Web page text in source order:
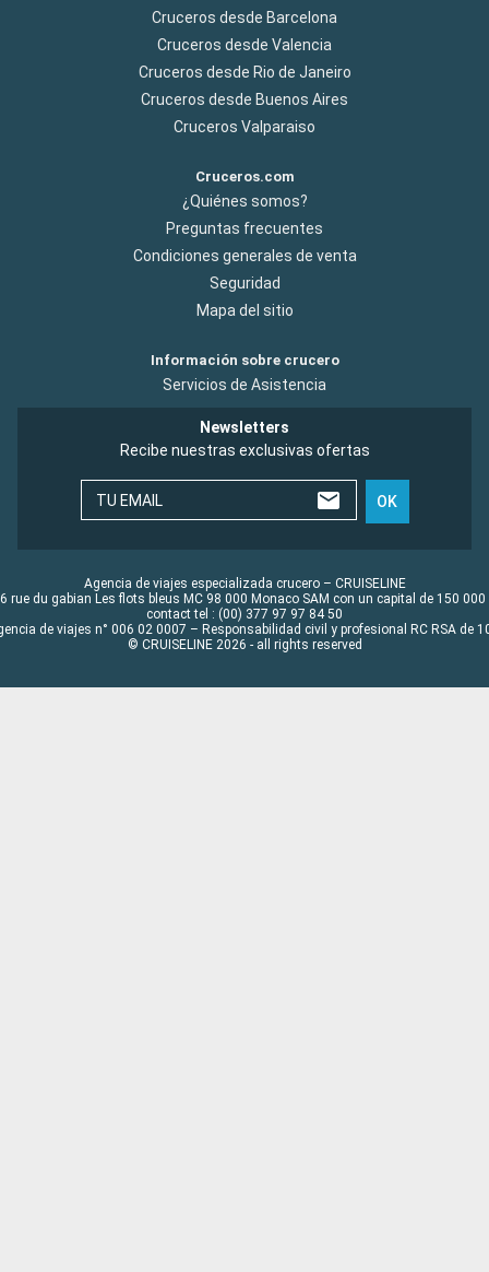
Cruceros desde Barcelona
Cruceros desde Valencia
Cruceros desde Rio de Janeiro
Cruceros desde Buenos Aires
Cruceros Valparaiso
Cruceros.com
¿Quiénes somos?
Preguntas frecuentes
Condiciones generales de venta
Seguridad
Mapa del sitio
Información sobre crucero
Servicios de Asistencia
Newsletters
Recibe nuestras exclusivas ofertas
TU EMAIL OK
Agencia de viajes especializada crucero – CRUISELINE
rue du gabian Les flots bleus MC 98 000 Monaco SAM con un capital de 150 000
contact tel : (00) 377 97 97 84 50
de viajes n° 006 02 0007 – Responsabilidad civil y profesional RC RSA de
© CRUISELINE 2026 - all rights reserved